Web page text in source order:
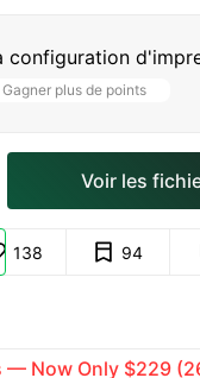
configuration
Gagner plus de points
Voir les
138 94
— Now Only $229